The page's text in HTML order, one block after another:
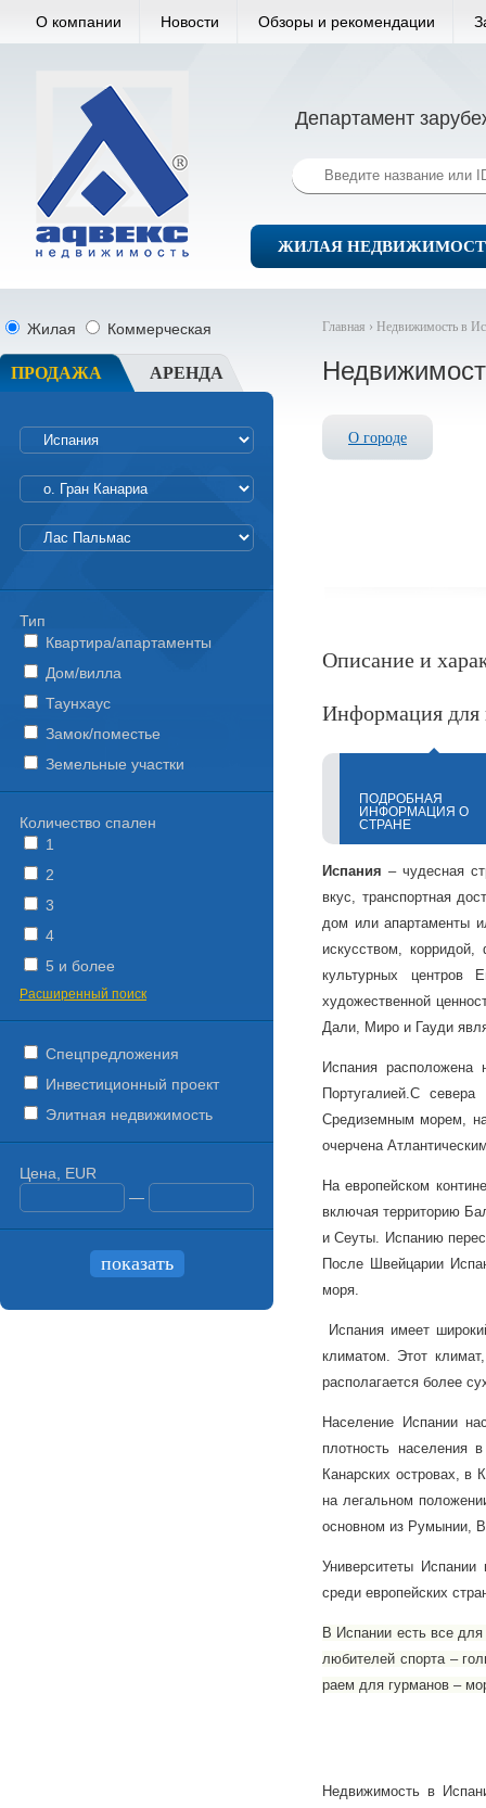
О компании Новости Обзоры и рекомендации
Департамент
ЖИЛАЯ
Главная › Недвижимость в
О городе
Описание и
Информация для
ПОДРОБНАЯ
ИНФОРМАЦИЯ О
СТРАНЕ
Испания – чудесная
вкус, транспортная
дом или апартаменты
искусством,
культурных центров
художественной
Дали, Миро и Гауди
Испания расположена
Португалией.С севера
Средиземным морем,
очерчена
На европейском
включая территорию
и Сеуты. Испанию
После Швейцарии
моря.
Испания имеет
климатом. Этот
располагается более
Население Испании
плотность населения
Канарских островах, в
на легальном
основном из Румынии,
Университеты
среди европейских
В Испании есть все
любителей спорта –
раем для гурманов –
Недвижимость в
Жилая Коммерческая
ПРОДАЖА АРЕНДА
Тип
Квартира/апартаменты
Дом/вилла
Таунхаус
Замок/поместье
Земельные участки
Количество спален
1
2
3
4
5 и более
Расширенный поиск
Спецпредложения
Инвестиционный проект
Элитная недвижимость
Цена, EUR
—